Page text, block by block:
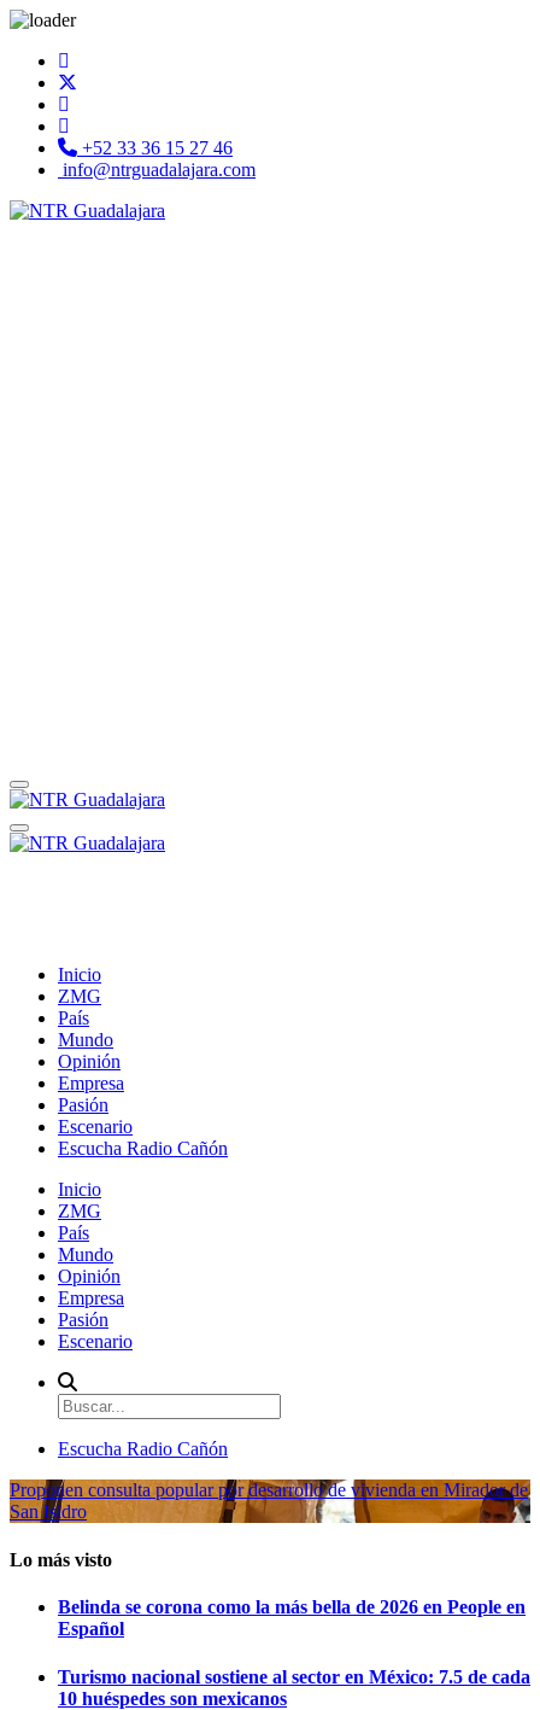
+52 33 36 15 27 46
info@ntrguadalajara.com
Inicio
ZMG
País
Mundo
Opinión
Empresa
Pasión
Escenario
Escucha Radio Cañón
Inicio
ZMG
País
Mundo
Opinión
Empresa
Pasión
Escenario
Escucha Radio Cañón
Proponen consulta popular por desarrollo de vivienda en Mirador de
San Isidro
Lo más visto
Belinda se corona como la más bella de 2026 en People en
Español
Turismo nacional sostiene al sector en México: 7.5 de cada
10 huéspedes son mexicanos